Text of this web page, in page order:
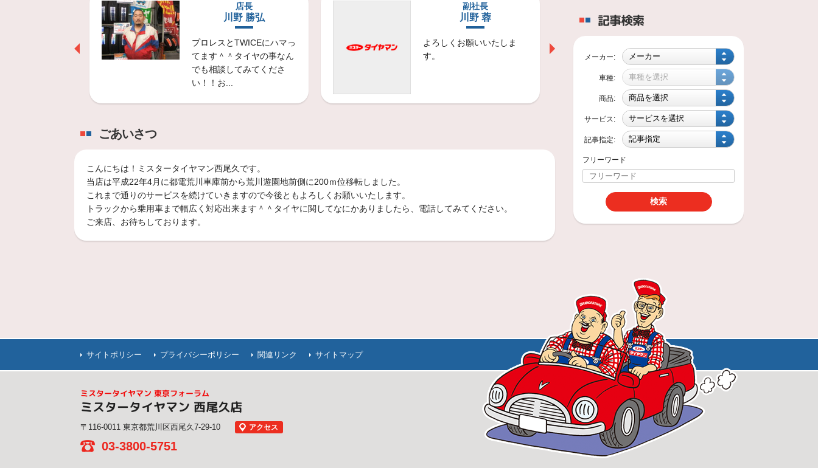
DUELER H/L ６８３（デューラー エイチエル ロクハチサン）
街乗りに求められる静粛性と操縦安定性を高度に追及したコンフォートSUVタイヤ。
DUELER A/T ６９４（デューラー エーティー ロクキューヨン）
これが基本。これが基準。ＳＮＥＡＫＥＲ ＳＮＫ２（スニーカー エスエヌケーツー）
これがブリヂストンスタイル。Ｂ’ＳＴＹＬＥ ＥＸ（ビースタイル イーエックス）
REGNO GRV （レグノ ジーアールブイ）
五感を震わせるドライビングフィール。ＲＥＧＮＯ ＧＲ-９０００（レグノ ジーアールキ
店長
川野 勝弘
プロレスとTWICEにハマっ
てます＾＾タイヤの事なん
でも相談してみてくださ
い！！お...
副社長
川野 蓉
よろしくお願いいたしま
す。
まだこの道浅いのですが、
頑張ってます。宜しくお願
い致します。
ごあいさつ
こんにちは！ミスタータイヤマン西尾久です。
当店は平成22年4月に都電荒川車庫前から荒川遊園地前側に200ｍ位移転しました。
これまで通りのサービスを続けていきますので今後ともよろしくお願いいたします。
トラックから乗用車まで幅広く対応出来ます＾＾タイヤに関してなにかありましたら、電話してみてください。
ご来店、お待ちしております。
記事検索
メーカー:
車種:
商品:
サービス:
記事指定:
フリーワード
サイトポリシー プライバシーポリシー 関連リンク サイトマップ
ミスタータイヤマン 東京フォーラム
ミスタータイヤマン 西尾久店
〒116-0011 東京都荒川区西尾久7-29-10 アクセス
03-3800-5751